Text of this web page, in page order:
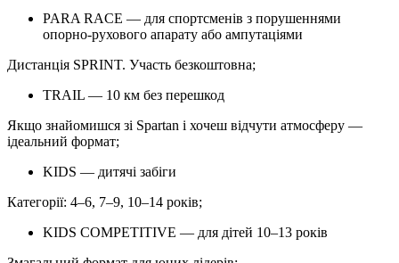
PARA RACE — для спортсменів з порушеннями
опорно-рухового апарату або ампутаціями
Дистанція SPRINT. Участь безкоштовна;
TRAIL — 10 км без перешкод
Якщо знайомишся зі Spartan і хочеш відчути атмосферу —
ідеальний формат;
KIDS — дитячі забіги
Категорії: 4–6, 7–9, 10–14 років;
KIDS COMPETITIVE — для дітей 10–13 років